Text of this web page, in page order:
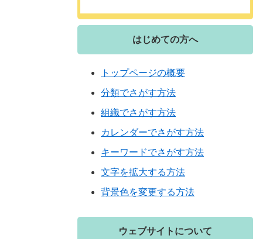
はじめての方へ
トップページの概要
分類でさがす方法
組織でさがす方法
カレンダーでさがす方法
キーワードでさがす方法
文字を拡大する方法
背景色を変更する方法
ウェブサイトについて